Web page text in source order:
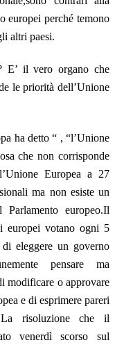
europei perché temono
altri paesi.
E’ il vero organo che
le priorità dell’Unione
ha detto “ , “l’Unione
che non corrisponde
Europea a 27
ma non esiste un
europeo.Il
europei votano ogni 5
eleggere un governo
pensare ma
modificare o approvare
e di esprimere pareri
risoluzione che il
venerdì scorso sul